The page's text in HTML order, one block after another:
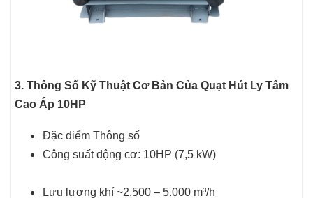
3. Thông Số Kỹ Thuật Cơ Bản Của Quạt Hút Ly Tâm
Cao Áp 10HP
Đặc điểm Thông số
Công suất động cơ: 10HP (7,5 kW)
Lưu lượng khí ~2.500 – 5.000 m³/h